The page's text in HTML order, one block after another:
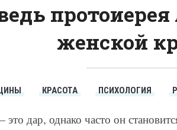
женской
КРАСОТА ПСИХОЛОГИЯ
дар, однако часто он